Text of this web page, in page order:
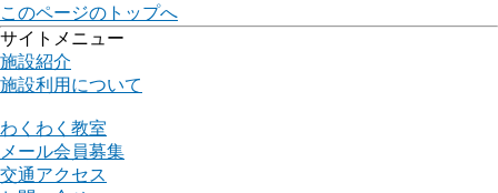
このページのトップへ
サイトメニュー
施設紹介
施設利用について
わくわく教室
メール会員募集
交通アクセス